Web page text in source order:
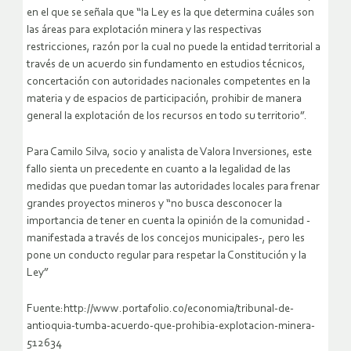
en el que se señala que “la Ley es la que determina cuáles son
las áreas para explotación minera y las respectivas
restricciones, razón por la cual no puede la entidad territorial a
través de un acuerdo sin fundamento en estudios técnicos,
concertación con autoridades nacionales competentes en la
materia y de espacios de participación, prohibir de manera
general la explotación de los recursos en todo su territorio”.
Para Camilo Silva, socio y analista de Valora Inversiones, este
fallo sienta un precedente en cuanto a la legalidad de las
medidas que puedan tomar las autoridades locales para frenar
grandes proyectos mineros y “no busca desconocer la
importancia de tener en cuenta la opinión de la comunidad -
manifestada a través de los concejos municipales-, pero les
pone un conducto regular para respetar la Constitución y la
Ley”
Fuente:http://www.portafolio.co/economia/tribunal-de-
antioquia-tumba-acuerdo-que-prohibia-explotacion-minera-
512634